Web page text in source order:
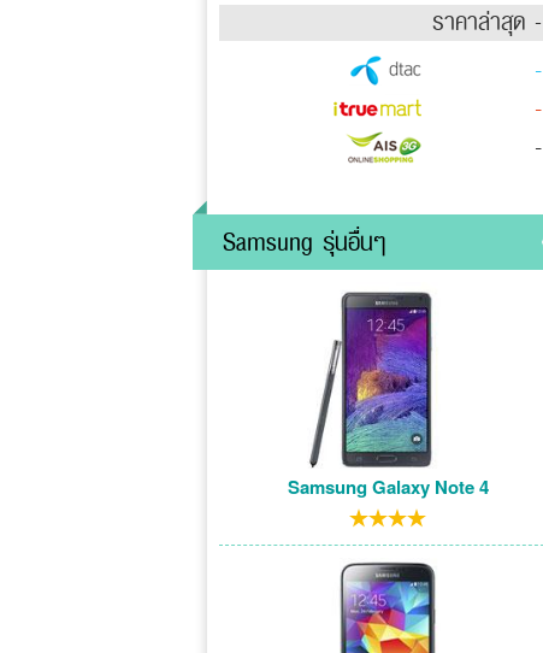
ราคาล่าสุด -
-
-
-
Samsung รุ่นอื่นๆ
Samsung Galaxy Note 4